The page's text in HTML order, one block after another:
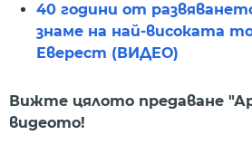
40 години от
знаме на най-високата
Еверест (ВИДЕО)
Вижте цялото предаване
видеото!